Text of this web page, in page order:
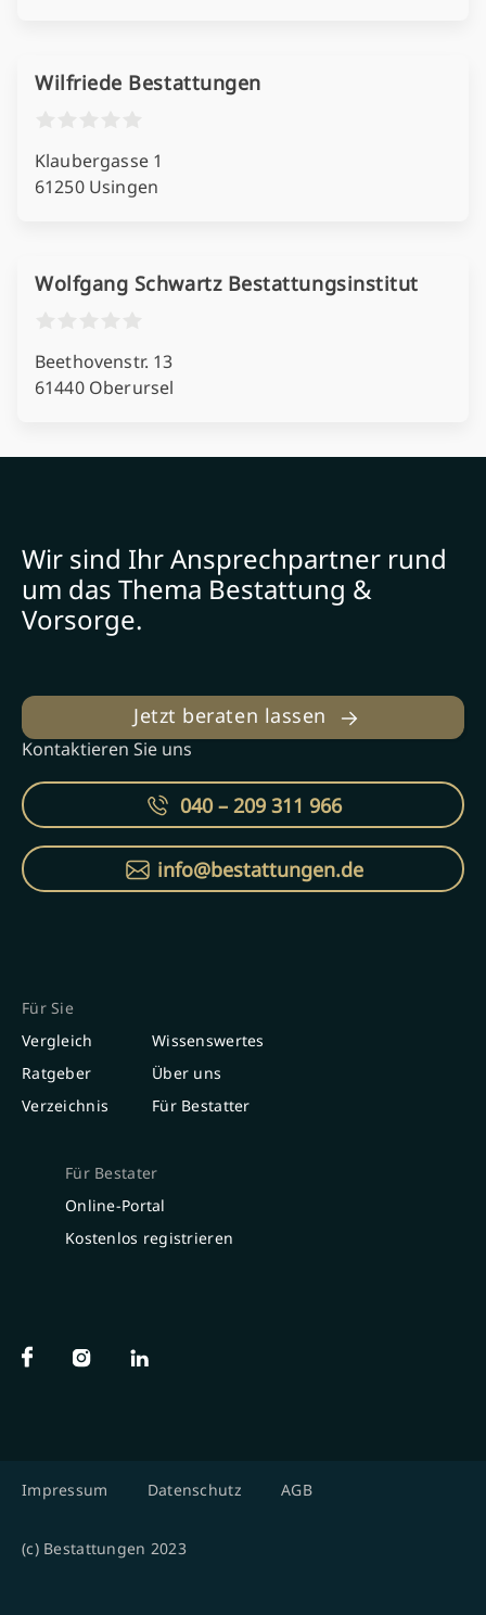
Wilfriede Bestattungen
Klaubergasse 1
61250 Usingen
Wolfgang Schwartz Bestattungsinstitut
Beethovenstr. 13
61440 Oberursel
Wir sind Ihr Ansprechpartner rund
um das Thema Bestattung &
Vorsorge.
Jetzt beraten lassen
Kontaktieren Sie uns
040 – 209 311 966
info@bestattungen.de
Für Sie
Vergleich
Ratgeber
Verzeichnis
Wissenswertes
Über uns
Für Bestatter
Für Bestater
Online-Portal
Kostenlos registrieren
Impressum Datenschutz AGB
(c) Bestattungen 2023